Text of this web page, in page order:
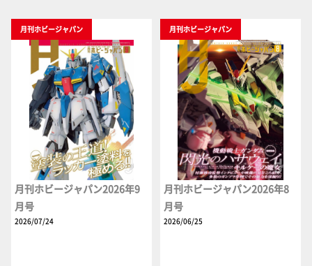
月刊ホビージャパン
月刊ホビージャパン2026年9
月号
2026/07/24
月刊ホビージャパン
月刊ホビージャパン2026年8
月号
2026/06/25